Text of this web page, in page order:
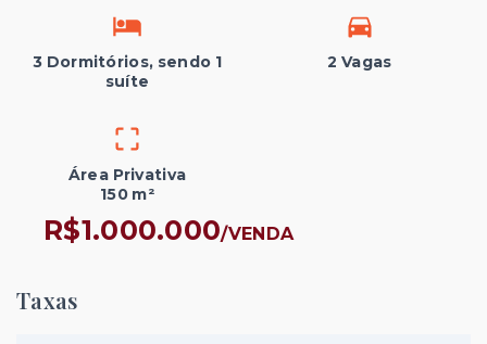
3 Dormitórios, sendo 1
suíte
2 Vagas
Área Privativa
150 m²
R$1.000.000/VENDA
Taxas